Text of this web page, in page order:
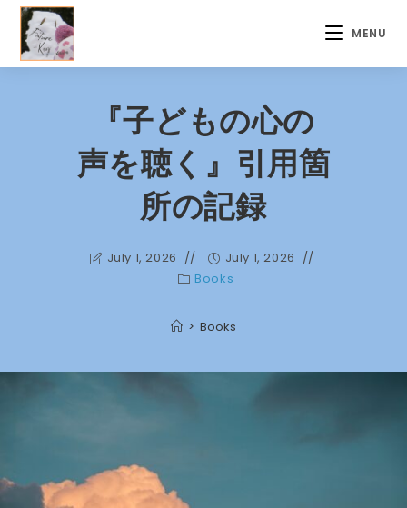
Skip
content
MENU
『子どもの心の
声を聴く』引用箇
所の記録
July 1, 2026
July 1, 2026
Books
> Books